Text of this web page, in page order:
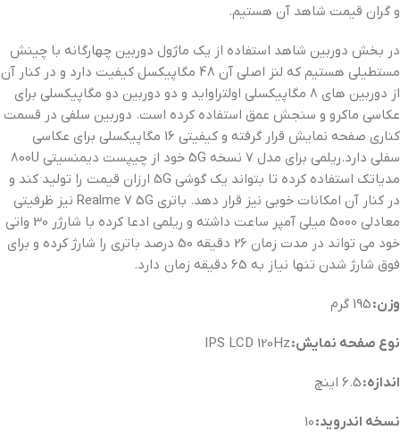
و گران قیمت شاهد آن هستیم.
در بخش دوربین شاهد استفاده از یک ماژول دوربین چهارگانه با چینش
مستطیلی هستیم که لنز اصلی آن 48 مگاپیکسل کیفیت دارد و در کنار آن
از دوربین های 8 مگاپیکسلی اولتراواید و دو دوربین دو مگاپیکسلی برای
عکاسی ماکرو و سنجش عمق استفاده کرده است. دوربین سلفی در قسمت
کناری صفحه نمایش قرار گرفته و کیفیتی 16 مگاپیکسلی برای عکاسی
سفلی دارد.ریلمی برای مدل 7 نسخه 5G خود از چیپست دیمنسیتی 800U
مدیاتک استفاده کرده تا بتواند یک گوشی 5G ارزان قیمت را تولید کند و
در کنار آن امکانات خوبی نیز قرار دهد. باتری Realme 7 5G نیز ظرفیتی
معادلی 5000 میلی آمپر ساعت داشته و ریلمی ادعا کرده با شارژر 30 واتی
خود می تواند در مدت زمان 26 دقیقه 50 درصد باتری را شارژ کرده و برای
فوق شارژ شدن تنها نیاز به 65 دقیقه زمان دارد.
وزن:
نوع صفحه نمایش:
اندازه:
نسخه اندروید: